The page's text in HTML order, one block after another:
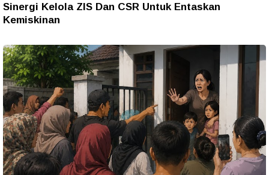
Sinergi Kelola ZIS Dan CSR Untuk Entaskan
Kemiskinan